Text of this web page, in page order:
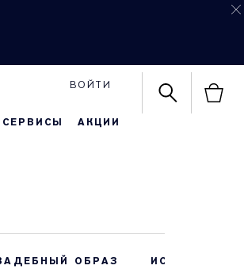
ВОЙТИ
АКЦИИ
ОБРАЗ ИСТОРИЯ